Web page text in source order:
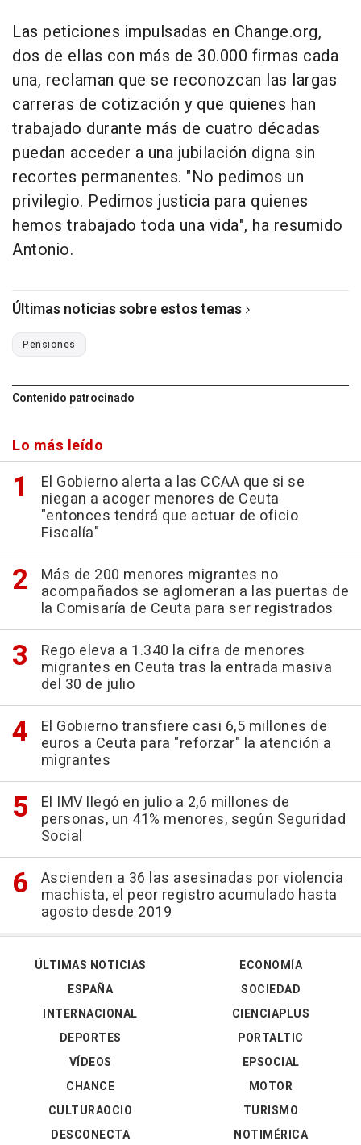
Las peticiones impulsadas en Change.org,
dos de ellas con más de 30.000 firmas cada
una, reclaman que se reconozcan las largas
carreras de cotización y que quienes han
trabajado durante más de cuatro décadas
puedan acceder a una jubilación digna sin
recortes permanentes. "No pedimos un
privilegio. Pedimos justicia para quienes
hemos trabajado toda una vida", ha resumido
Antonio.
Últimas noticias sobre estos temas
Pensiones
Contenido patrocinado
Lo más leído
El Gobierno alerta a las CCAA que si se
niegan a acoger menores de Ceuta
"entonces tendrá que actuar de oficio
Fiscalía"
Más de 200 menores migrantes no
acompañados se aglomeran a las puertas de
la Comisaría de Ceuta para ser registrados
Rego eleva a 1.340 la cifra de menores
migrantes en Ceuta tras la entrada masiva
del 30 de julio
El Gobierno transfiere casi 6,5 millones de
euros a Ceuta para "reforzar" la atención a
migrantes
El IMV llegó en julio a 2,6 millones de
personas, un 41% menores, según Seguridad
Social
Ascienden a 36 las asesinadas por violencia
machista, el peor registro acumulado hasta
agosto desde 2019
ÚLTIMAS NOTICIAS
ESPAÑA
INTERNACIONAL
DEPORTES
VÍDEOS
ECONOMÍA
SOCIEDAD
CIENCIAPLUS
PORTALTIC
EPSOCIAL
CHANCE
CULTURAOCIO
DESCONECTA
MOTOR
TURISMO
NOTIMÉRICA